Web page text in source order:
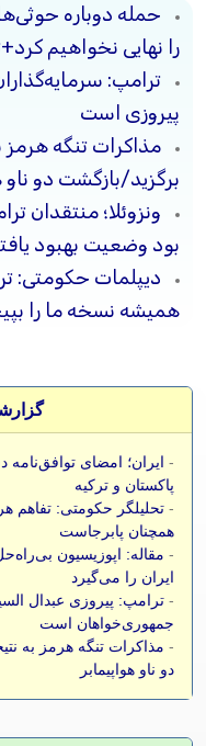
حمله دوباره
را نهایی نخواهیم
ترامپ:
پیروزی است
مذاکرات تنگه هرمز
برگزید/بازگشت دو ناو
ونزوئلا؛ منتقدان
بود وضعیت بهبود
دیپلمات حکومتی:
همیشه نسخه ما را
- ایران؛ امضای
پاکستان و ترکیه
- تحلیلگر حکومتی: تفاهم
همچنان پابرجاست
- مقاله: اپوزیسیون
ایران را می‌گیرد
- ترامپ: پیروزی عبدال
جمهوری‌خواهان است
- مذاکرات تنگه هرمز به
دو ناو هواپیمابر